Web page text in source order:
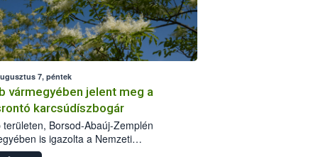
7, péntek
vármegyében jelent meg a
karcsúdíszbogár
területen, Borsod-Abaúj-Zemplén
is igazolta a Nemzeti
biztonsági Hivatal (Nébih) a